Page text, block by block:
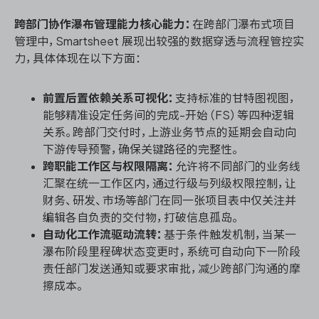
跨部门协作瀑布管理能力核心能力： 在跨部门瀑布式项目
管理中，Smartsheet 展现出较强的数据穿透与流程管控实
力，具体体现在以下方面：
前置后置依赖关系可视化： 支持标准的甘特图视图，
能够精准设定任务间的完成-开始（FS）等四种逻辑
关系。跨部门交付时，上游业务节点的延期会自动向
下游传导预警，确保关键路径的完整性。
跨职能工作区与权限隔离： 允许将不同部门的业务线
汇聚在统一工作区内，通过行级与列级权限控制，让
财务、研发、市场等部门在同一张项目表中仅关注并
编辑各自负责的交付物，打破信息孤岛。
自动化工作流驱动流转： 基于条件触发机制，当某一
瀑布阶段里程碑状态变更时，系统可自动向下一阶段
责任部门发送通知或要求审批，减少跨部门沟通的摩
擦成本。